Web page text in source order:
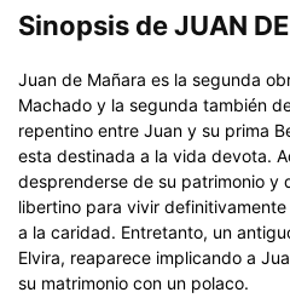
Sinopsis de JUAN
Juan de Mañara es la segunda
Machado y la segunda también
repentino entre Juan y su prima
esta destinada a la vida devota.
desprenderse de su patrimonio y
libertino para vivir
a la caridad. Entretanto, un
Elvira, reaparece implicando a
su matrimonio con un polaco.